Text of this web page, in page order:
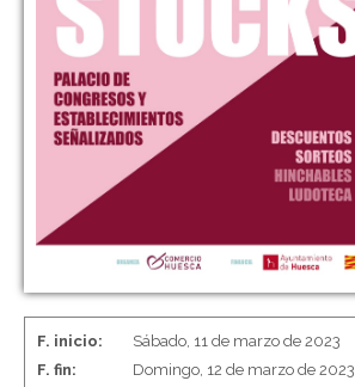
F. inicio:
Sábado, 11 de marzo de 2023
F. fin:
Domingo, 12 de marzo de 2023